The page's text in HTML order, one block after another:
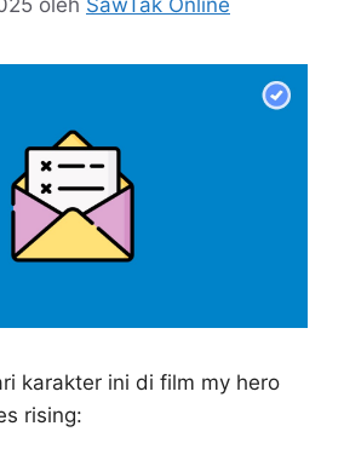
karakter ini di film my hero
rising: